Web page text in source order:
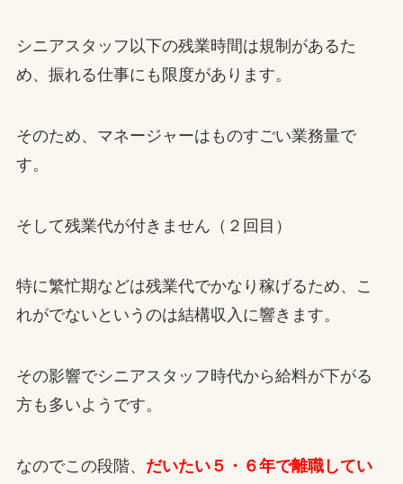
シニアスタッフ以下の残業時間は規制があるた
め、振れる仕事にも限度があります。
そのため、マネージャーはものすごい業務量で
す。
そして残業代が付きません（２回目）
特に繁忙期などは残業代でかなり稼げるため、こ
れがでないというのは結構収入に響きます。
その影響でシニアスタッフ時代から給料が下がる
方も多いようです。
なのでこの段階、 だいたい５・６年で離職してい